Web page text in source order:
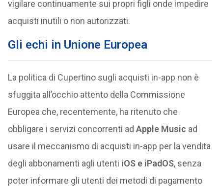
vigilare continuamente sui propri figli onde impedire
acquisti inutili o non autorizzati.
Gli echi in Unione Europea
La politica di Cupertino sugli acquisti in-app non è
sfuggita all’occhio attento della Commissione
Europea che, recentemente, ha ritenuto che
obbligare i servizi concorrenti ad Apple Music ad
usare il meccanismo di acquisti in-app per la vendita
degli abbonamenti agli utenti iOS e iPadOS, senza
poter informare gli utenti dei metodi di pagamento